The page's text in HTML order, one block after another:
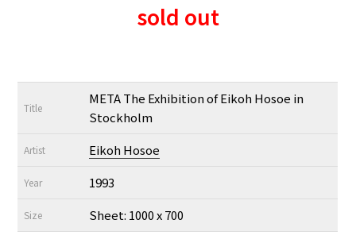
sold out
Title
META The Exhibition of Eikoh Hosoe in
Stockholm
Artist Eikoh Hosoe
Year 1993
Size Sheet: 1000 x 700